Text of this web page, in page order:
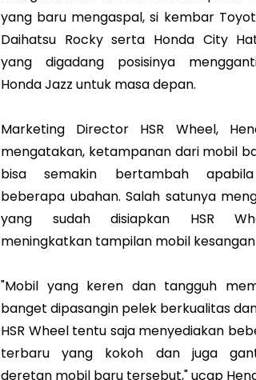
yang baru mengaspal, si kembar
Daihatsu Rocky serta Honda City
yang digadang posisinya
Honda Jazz untuk masa depan.
Marketing Director HSR Wheel,
mengatakan, ketampanan dari mobil
bisa semakin bertambah
beberapa ubahan. Salah satunya
yang sudah disiapkan HSR
meningkatkan tampilan mobil
"Mobil yang keren dan tangguh
banget dipasangin pelek berkualitas
HSR Wheel tentu saja menyediakan
terbaru yang kokoh dan juga
deretan mobil baru tersebut," ucap